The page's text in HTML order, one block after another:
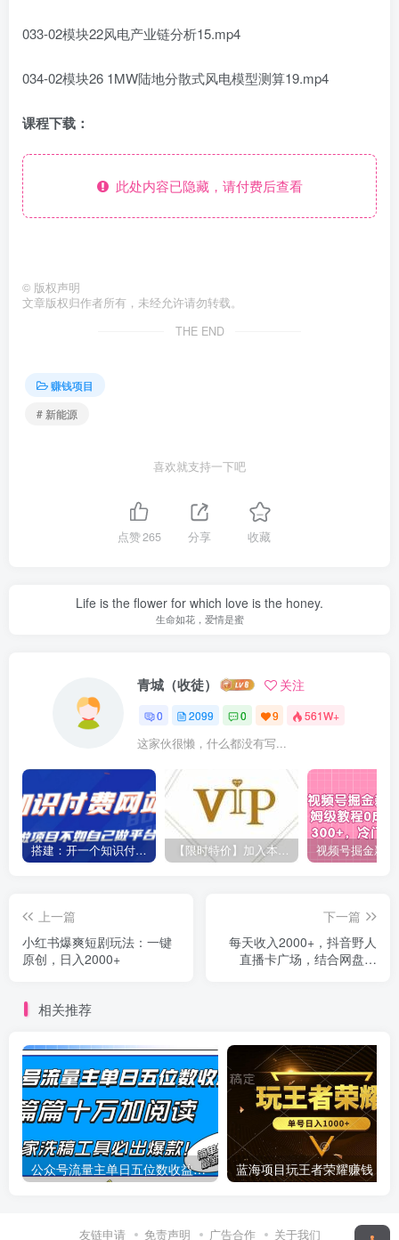
033-02模块22风电产业链分析15.mp4
034-02模块26 1MW陆地分散式风电模型测算19.mp4
课程下载：
此处内容已隐藏，请付费后查看
© 版权声明
文章版权归作者所有，未经允许请勿转载。
THE END
赚钱项目
# 新能源
喜欢就支持一下吧
点赞265 分享 收藏
Life is the flower for which love is the honey.
生命如花，爱情是蜜
青城（收徒） 关注
0 2099 0 9 561W+
这家伙很懒，什么都没有写...
搭建：开一个知识付费资源网站，24小时全自动赚钱！ 【限时特价】加入本站VIP会员，海量最新各大团队网赚内部教程全免费，每天持续更新！
上一篇
小红书爆爽短剧玩法：一键
原创，日入2000+
下一篇
每天收入2000+，抖音野人
直播卡广场，结合网盘拉
相关推荐
公众号流量主单日五位数收益，篇篇十万加阅读独家洗稿工具必出爆款！
友链申请 免责声明 广告合作 关于我们